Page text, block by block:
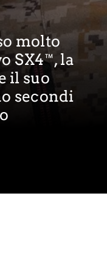
molto
SX4™, la
il suo
secondi